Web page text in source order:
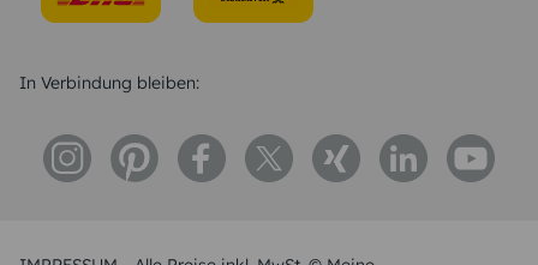
In Verbindung bleiben: